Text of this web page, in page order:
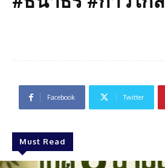
Facebook Twitter
Must Read